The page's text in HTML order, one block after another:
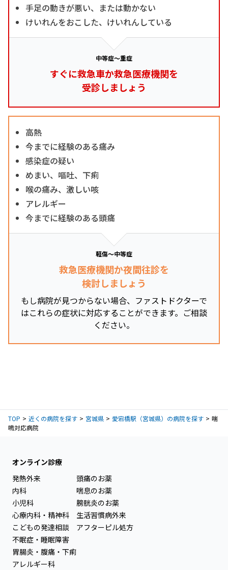
手足の動きが悪い、または動かない
けいれんをおこした、けいれんしている
中等症～重症
すぐに救急車か救急医療機関を
受診しましょう
高熱
今までに経験のある痛み
感染症の疑い
めまい、嘔吐、下痢
喉の痛み、激しい咳
アレルギー
今までに経験のある頭痛
軽傷～中等症
救急医療機関か夜間往診を
検討しましょう
もし病院が見つからない場合、ファストドクターで
はこれらの症状に対応することができます。ご相談
ください。
TOP 近くの病院を探す 宮城県 愛宕橋駅（宮城県）の病院を探す
喘
鳴対応病院
オンライン診療
発熱外来
内科
小児科
心療内科・精神科
こどもの発達相談
不眠症・睡眠障害
胃腸炎・腹痛・下痢
アレルギー科
頭痛のお薬
喘息のお薬
膀胱炎のお薬
生活習慣病外来
アフターピル処方